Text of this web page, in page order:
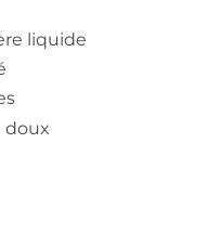
liquide
doux